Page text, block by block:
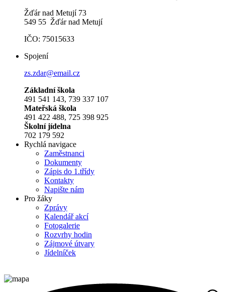
Žďár nad Metují 73
549 55 Žďár nad Metují
IČO: 75015633
Spojení
zs.zdar@email.cz
Základní škola
491 541 143, 739 337 107
Mateřská škola
491 422 488, 725 398 925
Školní jídelna
702 179 592
Rychlá navigace
Zaměstnanci
Dokumenty
Zápis do 1.třídy
Kontakty
Napište nám
Pro žáky
Zprávy
Kalendář akcí
Fotogalerie
Rozvrhy hodin
Zájmové útvary
Jídelníček